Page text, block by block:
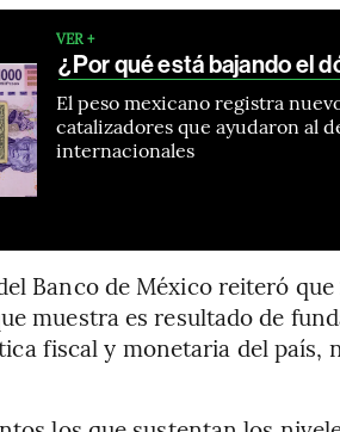
VER +
¿Por qué está bajando el
El peso mexicano registra
catalizadores que ayudaron al
internacionales
Banco de México reiteró que
muestra es resultado de
fiscal y monetaria del país,